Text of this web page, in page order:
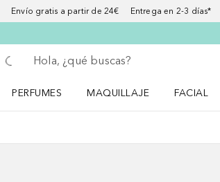
Envío gratis a partir de 24€ Entrega en 2-3 días*
Regresar
Ejecutar búsqueda
PERFUMES
MAQUILLAJE
FACIAL